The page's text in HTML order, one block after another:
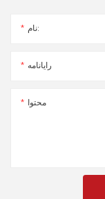
نام:
رایانامه
محتوا